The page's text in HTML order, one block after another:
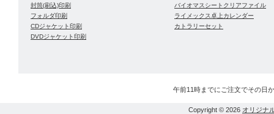
封筒(刷込)印刷
フォルダ印刷
CDジャケット印刷
DVDジャケット印刷
バイオマスシートクリアファイル
ライメックス卓上カレンダー
カトラリーセット
午前11時までにご注文でその日
Copyright © 2026 オリジナ